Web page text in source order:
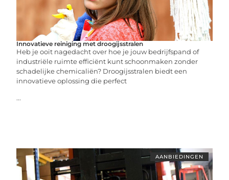
Innovatieve reiniging met droogijsstralen
Heb je ooit nagedacht over hoe je jouw bedrijfspand of
industriële ruimte efficiënt kunt schoonmaken zonder
schadelijke chemicaliën? Droogijsstralen biedt een
innovatieve oplossing die perfect
...
AANBIEDINGEN